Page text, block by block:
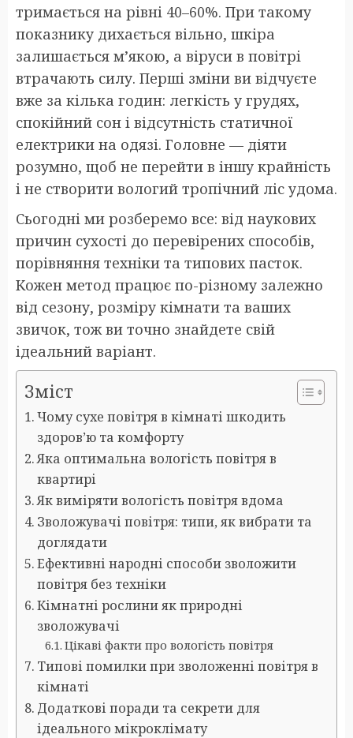
тримається на рівні 40–60%. При такому
показнику дихається вільно, шкіра
залишається м’якою, а віруси в повітрі
втрачають силу. Перші зміни ви відчуєте
вже за кілька годин: легкість у грудях,
спокійний сон і відсутність статичної
електрики на одязі. Головне — діяти
розумно, щоб не перейти в іншу крайність
і не створити вологий тропічний ліс удома.
Сьогодні ми розберемо все: від наукових
причин сухості до перевірених способів,
порівняння техніки та типових пасток.
Кожен метод працює по-різному залежно
від сезону, розміру кімнати та ваших
звичок, тож ви точно знайдете свій
ідеальний варіант.
Зміст
Чому сухе повітря в кімнаті шкодить
здоров’ю та комфорту
Яка оптимальна вологість повітря в
квартирі
Як виміряти вологість повітря вдома
Зволожувачі повітря: типи, як вибрати та
доглядати
Ефективні народні способи зволожити
повітря без техніки
Кімнатні рослини як природні
зволожувачі
Цікаві факти про вологість повітря
Типові помилки при зволоженні повітря в
кімнаті
Додаткові поради та секрети для
ідеального мікроклімату